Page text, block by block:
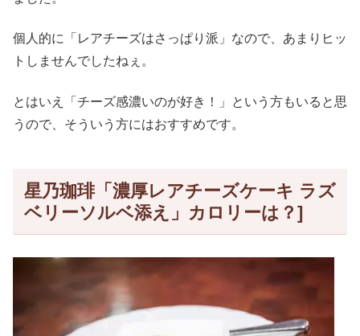
個人的に「レアチーズはさっぱり派」なので、あまりヒッ
トしませんでしたねぇ。
とはいえ「チーズ感濃いのが好き！」という方もいると思
うので、そういう方にはおすすめです。
星乃珈琲「濃厚レアチーズケーキ ラズ
ベリーソルベ添え」カロリーは？]